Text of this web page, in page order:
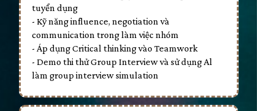
tuyển dụng
- Kỹ năng influence, negotiation và
communication trong làm việc nhóm
- Áp dụng Critical thinking vào Teamwork
- Demo thi thử Group Interview và sử dụng Al
làm group interview simulation